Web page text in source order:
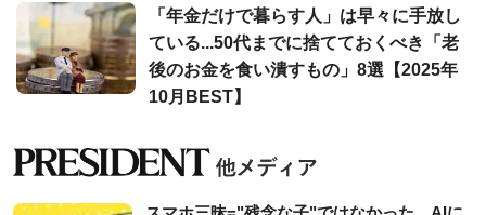
「年金だけで暮らす人」は早々に手放し
ている...50代までに捨てておくべき「老
後のお金を食い潰すもの」8選【2025年
10月BEST】